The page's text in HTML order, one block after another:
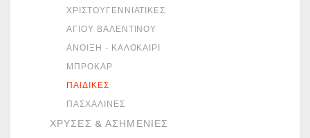
ΧΡΙΣΤΟΥΓΕΝΝΙΆΤΙΚΕΣ
ΑΓΊΟΥ ΒΑΛΕΝΤΊΝΟΥ
ΆΝΟΙΞΗ - ΚΑΛΟΚΑΊΡΙ
ΜΠΡΟΚΆΡ
ΠΑΙΔΙΚΈΣ
ΠΑΣΧΑΛΙΝΈΣ
ΧΡΥΣΈΣ & ΑΣΗΜΈΝΙΕΣ